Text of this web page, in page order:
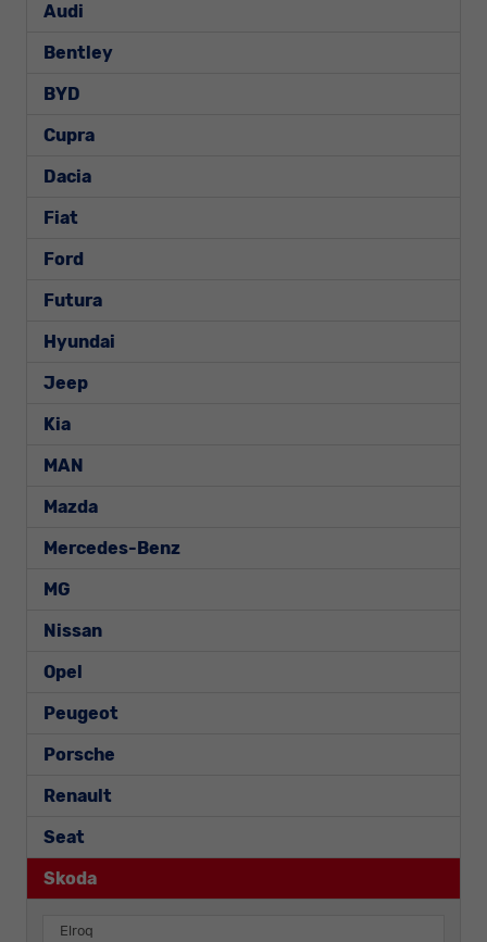
Audi
Bentley
BYD
Cupra
Dacia
Fiat
Ford
Futura
Hyundai
Jeep
Kia
MAN
Mazda
Mercedes-Benz
MG
Nissan
Opel
Peugeot
Porsche
Renault
Seat
Skoda
Elroq